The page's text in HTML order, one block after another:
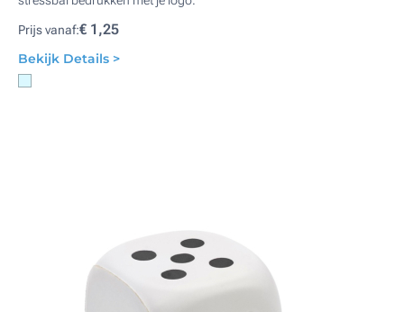
Prijs vanaf:€ 1,25
Bekijk Details >